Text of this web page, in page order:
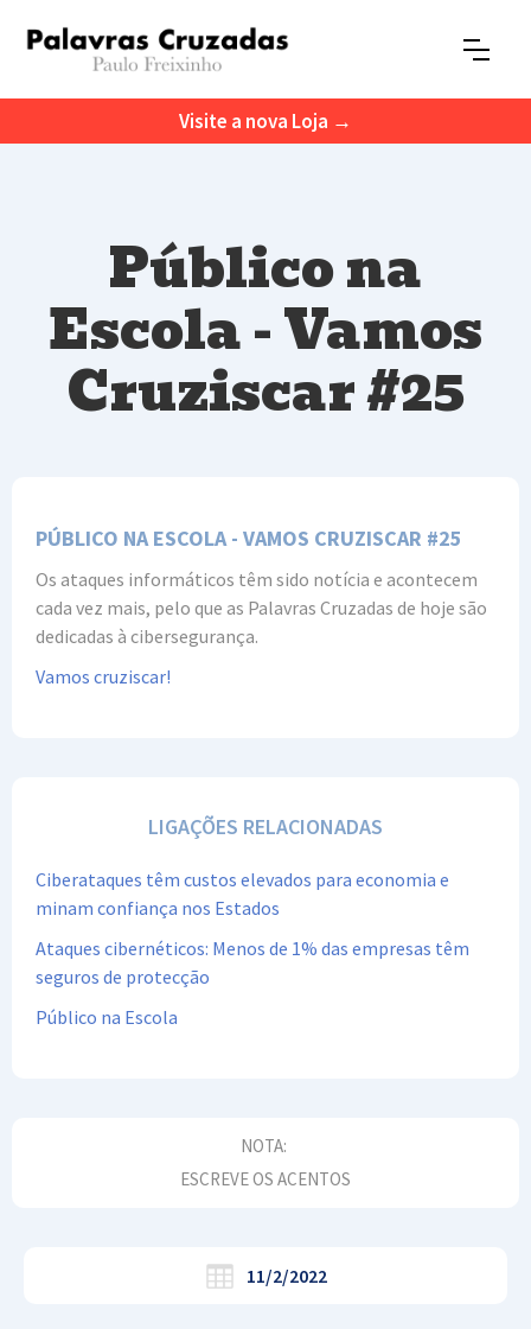
Visite a nova Loja →
Público na
Escola - Vamos
Cruziscar #25
PÚBLICO NA ESCOLA - VAMOS CRUZISCAR #25
Os ataques informáticos têm sido notícia e acontecem
cada vez mais, pelo que as Palavras Cruzadas de hoje são
dedicadas à cibersegurança.
Vamos cruziscar!
LIGAÇÕES RELACIONADAS
Ciberataques têm custos elevados para economia e
minam confiança nos Estados
Ataques cibernéticos: Menos de 1% das empresas têm
seguros de protecção
Público na Escola
NOTA:
ESCREVE OS ACENTOS
11/2/2022